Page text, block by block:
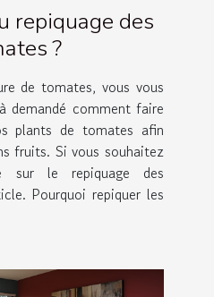
repiquage des
?
de tomates, vous vous
demandé comment faire
plants de tomates afin
fruits. Si vous souhaitez
sur le repiquage des
Pourquoi repiquer les